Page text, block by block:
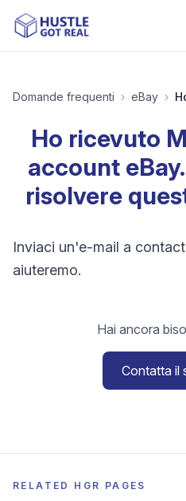
Domande frequenti › eBay ›
Ho ricevuto
account
risolvere
Inviaci un'e-mail a
aiuteremo.
Hai ancora
Contatta il
RELATED HGR PAGES